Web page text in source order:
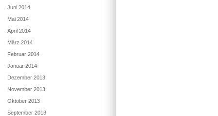
Juni 2014
Mai 2014
April 2014
März 2014
Februar 2014
Januar 2014
Dezember 2013
November 2013
Oktober 2013
September 2013